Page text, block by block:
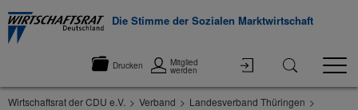
Die Stimme der Sozialen Marktwirtschaft
Drucken Mitglied
werden
Wirtschaftsrat der CDU e.V. Verband
Landesverband Thüringen